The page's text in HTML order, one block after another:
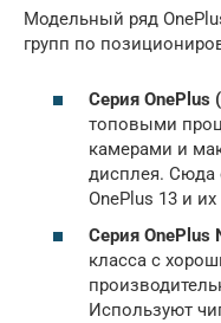
Модельный ряд
групп по
Серия OnePlus
топовыми
камерами и
дисплея. Сюда
OnePlus 13 и
Серия OnePlus
класса с
Используют